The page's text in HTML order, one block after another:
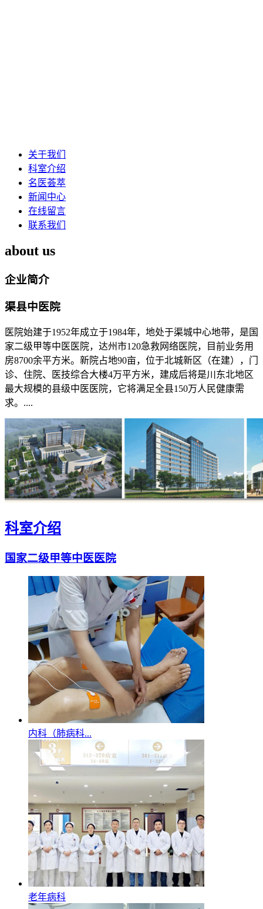
关于我们
科室介绍
名医荟萃
新闻中心
在线留言
联系我们
about us
企业简介
渠县中医院
医院始建于1952年成立于1984年，地处于渠城中心地带，是国
家二级甲等中医医院，达州市120急救网络医院，目前业务用
房8700余平方米。新院占地90亩，位于北城新区（在建），门
诊、住院、医技综合大楼4万平方米，建成后将是川东北地区
最大规模的县级中医医院，它将满足全县150万人民健康需
求。....
科室介绍
国家二级甲等中医医院
内科（肺病科...
老年病科